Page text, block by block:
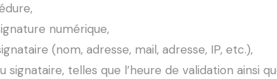
numérique,
(nom, adresse, mail, adresse, IP, etc.),
telles que l’heure de validation ainsi